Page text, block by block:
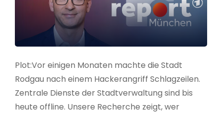
Plot:Vor einigen Monaten machte die Stadt
Rodgau nach einem Hackerangriff Schlagzeilen.
Zentrale Dienste der Stadtverwaltung sind bis
heute offline. Unsere Recherche zeigt, wer